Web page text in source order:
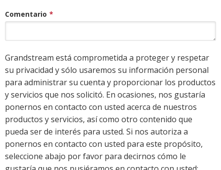
Comentario *
Grandstream está comprometida a proteger y respetar
su privacidad y sólo usaremos su información personal
para administrar su cuenta y proporcionar los productos
y servicios que nos solicitó. En ocasiones, nos gustaría
ponernos en contacto con usted acerca de nuestros
productos y servicios, así como otro contenido que
pueda ser de interés para usted. Si nos autoriza a
ponernos en contacto con usted para este propósito,
seleccione abajo por favor para decirnos cómo le